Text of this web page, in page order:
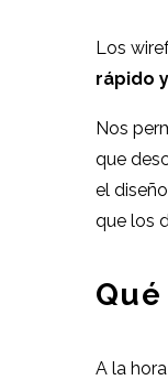
Los
rápido
Nos
que
el
que los
A la